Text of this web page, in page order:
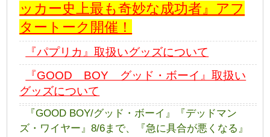
ッカー史上最も奇妙な成功者』アフ
タートーク開催！
『パプリカ』取扱いグッズについて
『GOOD BOY グッド・ボーイ』取扱い
グッズについて
『GOOD BOY/グッド・ボーイ』『デッドマン
ズ・ワイヤー』8/6まで、『急に具合が悪くなる』